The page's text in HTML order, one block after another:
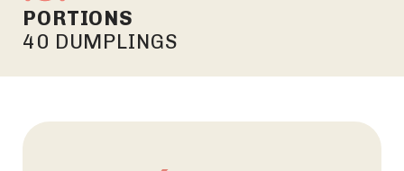
PORTIONS
40 DUMPLINGS